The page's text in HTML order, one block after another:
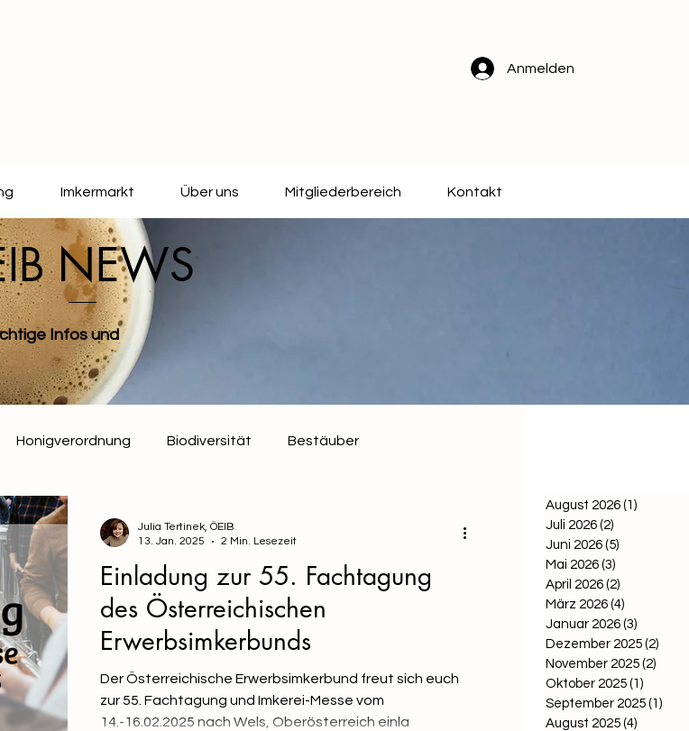
Anmelden
Imkermarkt Über uns Mitgliederbereich Kontakt
NEWS
Infos und
Honigverordnung Biodiversität Bestäuber
Einladung zur 55. Fachtagung
des Österreichischen
Erwerbsimkerbunds
Der Österreichische Erwerbsimkerbund freut sich euch
zur 55. Fachtagung und Imkerei-Messe vom
14.-16.02.2025 nach Wels, Oberösterreich einla
Julia Tertinek, ÖEIB
13. Jan. 2025
2 Min. Lesezeit
August 2026 (1)
Juli 2026 (2)
Juni 2026 (5)
Mai 2026 (3)
April 2026 (2)
März 2026 (4)
Januar 2026 (3)
Dezember 2025 (2)
November 2025 (2)
Oktober 2025 (1)
September 2025 (1)
August 2025 (4)